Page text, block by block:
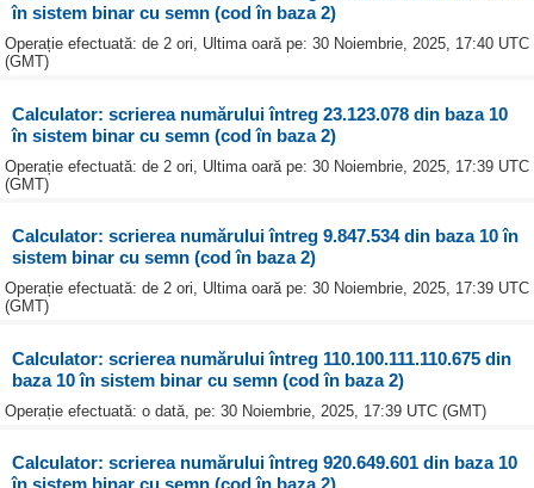
în sistem binar cu semn (cod în baza 2)
Operație efectuată: de 2 ori, Ultima oară pe: 30 Noiembrie, 2025, 17:40 UTC
(GMT)
Calculator: scrierea numărului întreg 23.123.078 din baza 10
în sistem binar cu semn (cod în baza 2)
Operație efectuată: de 2 ori, Ultima oară pe: 30 Noiembrie, 2025, 17:39 UTC
(GMT)
Calculator: scrierea numărului întreg 9.847.534 din baza 10 în
sistem binar cu semn (cod în baza 2)
Operație efectuată: de 2 ori, Ultima oară pe: 30 Noiembrie, 2025, 17:39 UTC
(GMT)
Calculator: scrierea numărului întreg 110.100.111.110.675 din
baza 10 în sistem binar cu semn (cod în baza 2)
Operație efectuată: o dată, pe: 30 Noiembrie, 2025, 17:39 UTC (GMT)
Calculator: scrierea numărului întreg 920.649.601 din baza 10